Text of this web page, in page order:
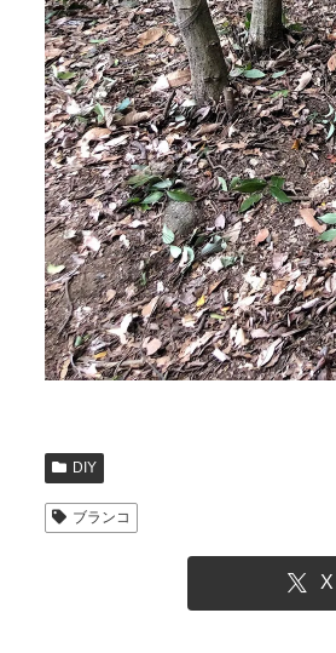
DIY
ブランコ
X